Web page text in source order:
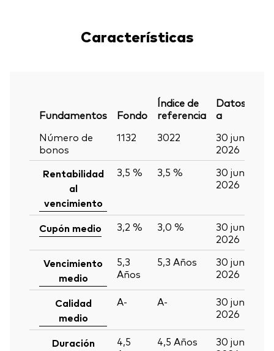
Características
Fundamentos Fondo
Índice de
referencia
Datos
a
Número de
bonos
1132 3022
30 jun
2026
Rentabilidad
al
vencimiento
3,5 % 3,5 %
30 jun
2026
Cupón medio 3,2 % 3,0 %
30 jun
2026
Vencimiento
medio
5,3
Años
5,3 Años
30 jun
2026
Calidad
medio
A- A-
30 jun
2026
Duración
4,5
4,5 Años
30 jun